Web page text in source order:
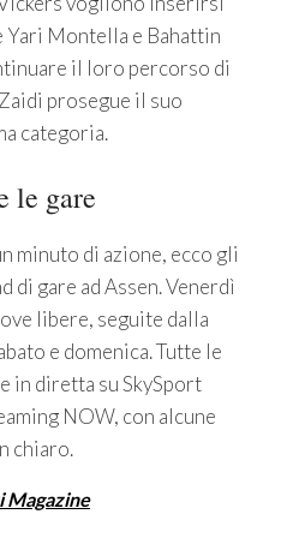
Yari Montella e Bahattin
il loro percorso di
prosegue il suo
categoria.
le gare
minuto di azione, ecco gli
di gare ad Assen. Venerdì
libere, seguite dalla
e domenica. Tutte le
in diretta su SkySport
NOW, con alcune
chiaro.
Magazine